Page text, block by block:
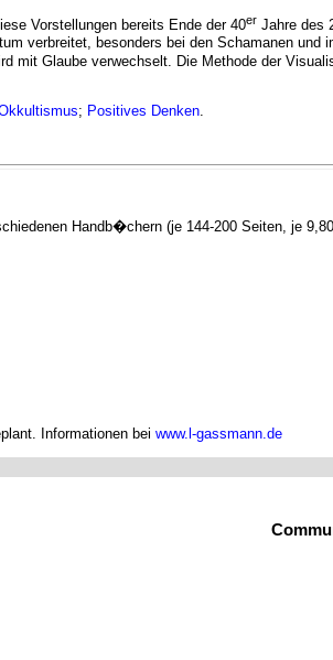
Vorstellungen bereits Ende der 40er Jahre des
verbreitet, besonders bei den Schamanen
mit Glaube verwechselt. Die Methode der
; Positives Denken
Handb�chern (je 144-200 Seiten, je
Informationen bei www.l-gassmann.de